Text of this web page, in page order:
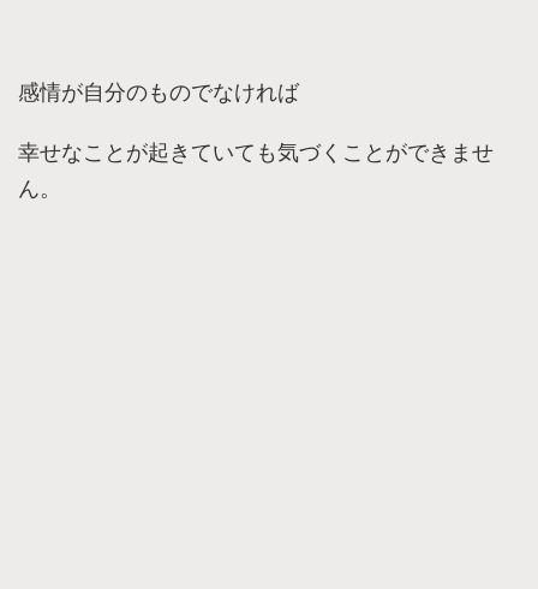
感情が自分のものでなければ
幸せなことが起きていても気づくことができませ
ん。